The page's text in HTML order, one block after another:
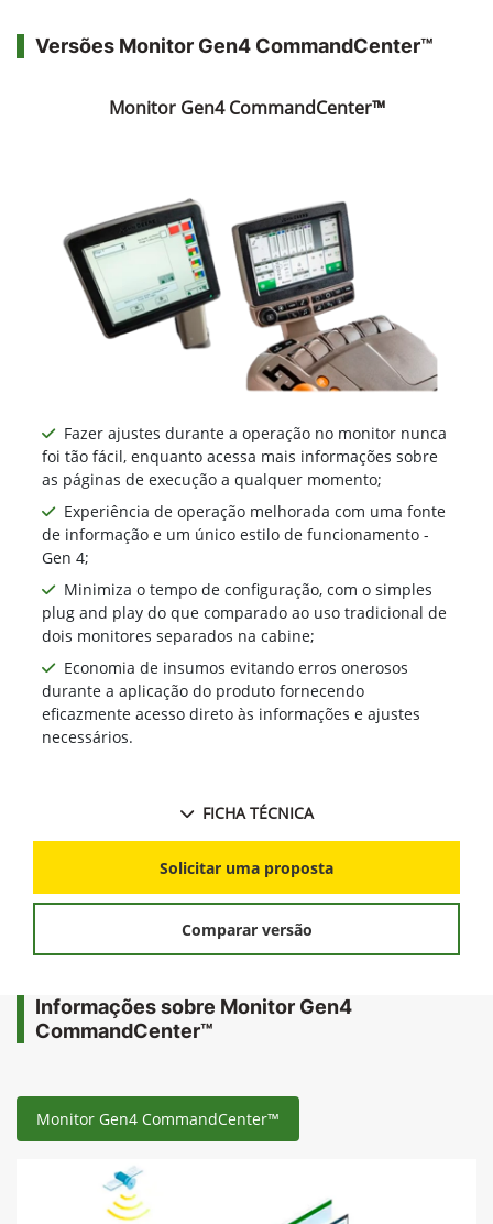
Versões Monitor Gen4 CommandCenter™
Monitor Gen4 CommandCenter™
Fazer ajustes durante a operação no monitor nunca
foi tão fácil, enquanto acessa mais informações sobre
as páginas de execução a qualquer momento;
Experiência de operação melhorada com uma fonte
de informação e um único estilo de funcionamento -
Gen 4;
Minimiza o tempo de configuração, com o simples
plug and play do que comparado ao uso tradicional de
dois monitores separados na cabine;
Economia de insumos evitando erros onerosos
durante a aplicação do produto fornecendo
eficazmente acesso direto às informações e ajustes
necessários.
FICHA TÉCNICA
Solicitar uma proposta
Comparar versão
Informações sobre Monitor Gen4
CommandCenter™
Monitor Gen4 CommandCenter™